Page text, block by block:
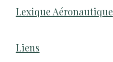
Lexique Aéronautique
Liens